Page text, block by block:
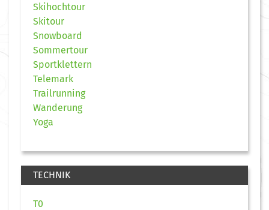
Skihochtour
Skitour
Snowboard
Sommertour
Sportklettern
Telemark
Trailrunning
Wanderung
Yoga
TECHNIK
T0